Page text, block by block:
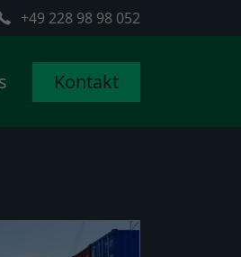
+49 228 98 98 052
Kontakt